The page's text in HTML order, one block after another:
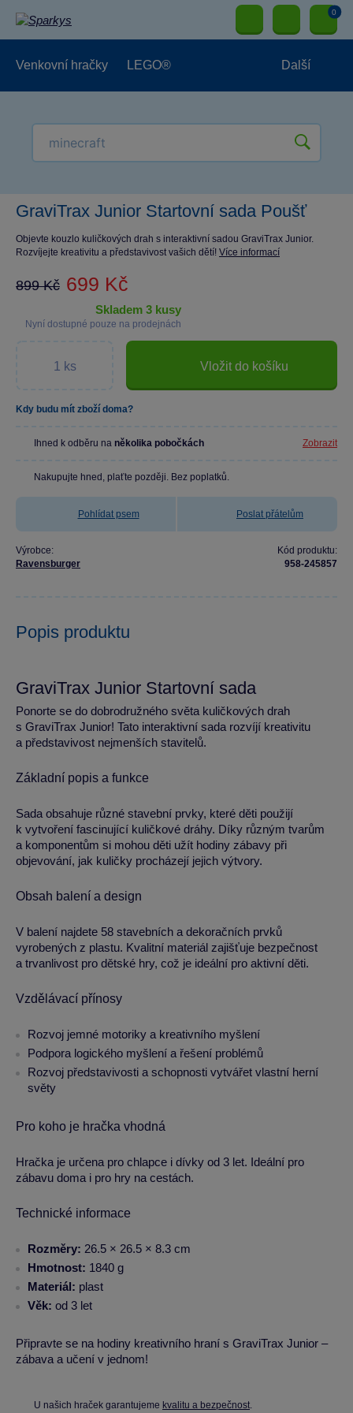
0
Venkovní hračky LEGO® Další
GraviTrax Junior Startovní sada Poušť
Objevte kouzlo kuličkových drah s interaktivní sadou GraviTrax Junior.
Rozvíjejte kreativitu a představivost vašich dětí! Více informací
899 Kč 699 Kč
skladem 3 kusy
Nyní dostupné pouze na prodejnách
Vložit do košíku
Kdy budu mít zboží doma?
Ihned k odběru na několika pobočkách Zobrazit
Nakupujte hned, plaťte později. Bez poplatků.
Pohlídat psem Poslat přátelům
Výrobce:
Ravensburger
Kód produktu:
958-245857
Popis produktu
GraviTrax Junior Startovní sada
Ponorte se do dobrodružného světa kuličkových drah
s GraviTrax Junior! Tato interaktivní sada rozvíjí kreativitu
a představivost nejmenších stavitelů.
Základní popis a funkce
Sada obsahuje různé stavební prvky, které děti použijí
k vytvoření fascinující kuličkové dráhy. Díky různým tvarům
a komponentům si mohou děti užít hodiny zábavy při
objevování, jak kuličky procházejí jejich výtvory.
Obsah balení a design
V balení najdete 58 stavebních a dekoračních prvků
vyrobených z plastu. Kvalitní materiál zajišťuje bezpečnost
a trvanlivost pro dětské hry, což je ideální pro aktivní děti.
Vzdělávací přínosy
Rozvoj jemné motoriky a kreativního myšlení
Podpora logického myšlení a řešení problémů
Rozvoj představivosti a schopnosti vytvářet vlastní herní
světy
Pro koho je hračka vhodná
Hračka je určena pro chlapce i dívky od 3 let. Ideální pro
zábavu doma i pro hry na cestách.
Technické informace
Rozměry: 26.5 × 26.5 × 8.3 cm
Hmotnost: 1840 g
Materiál: plast
Věk: od 3 let
Připravte se na hodiny kreativního hraní s GraviTrax Junior –
zábava a učení v jednom!
U našich hraček garantujeme kvalitu a bezpečnost.